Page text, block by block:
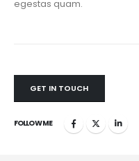
egestas quam.
GET IN TOUCH
FOLLOW ME